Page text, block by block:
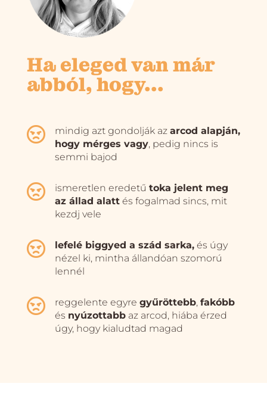
Ha eleged van már
abból, hogy...
 mindig azt gondolják az arcod alapján,
hogy mérges vagy, pedig nincs is
semmi bajod
 ismeretlen eredetű toka jelent meg
az állad alattés fogalmad sincs, mit
kezdj vele
 lefelé biggyed a szád sarka,és úgy
nézel ki, mintha állandóan szomorú
lennél
 reggelente egyre gyűröttebb, fakóbb
és nyúzottabbaz arcod, hiába érzed
úgy, hogy kialudtad magad